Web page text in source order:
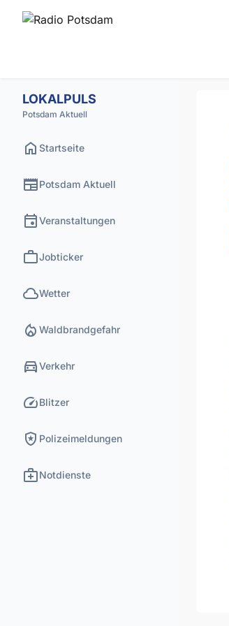
LOKALPULS
Potsdam Aktuell
home Startseite
newspaperPotsdam Aktuell
eventVeranstaltungen
workJobticker
cloudWetter
local_fire_department Waldbrandgefahr
directions_carVerkehr
speedBlitzer
local_police Polizeimeldungen
medical_servicesNotdienste